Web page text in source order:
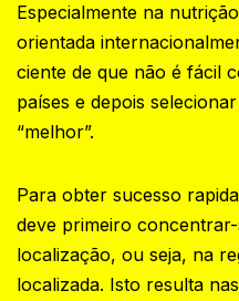
Especialmente na
orientada
ciente de que não é fácil
países e depois
“melhor”.‍
Para obter sucesso
deve primeiro
localização, ou seja, na
localizada. Isto resulta